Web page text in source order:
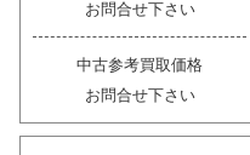
お問合せ下さい
中古参考買取価格
お問合せ下さい